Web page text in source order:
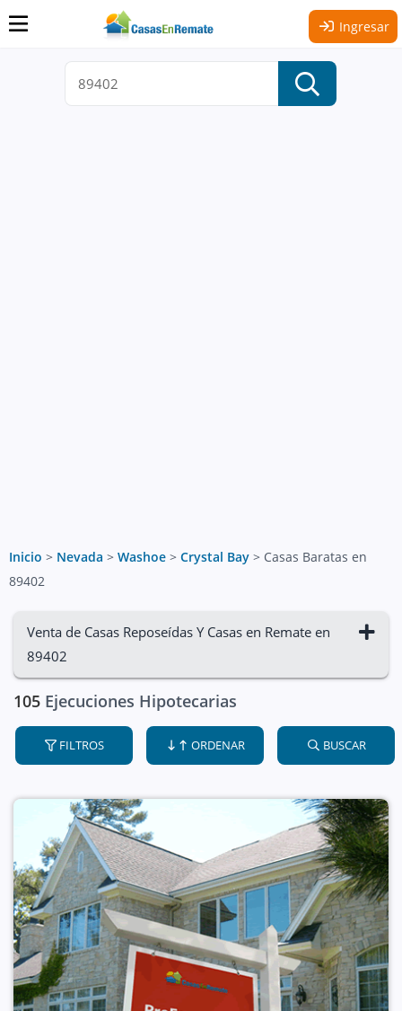
Ingresar
Inicio > Nevada > Washoe > Crystal Bay > Casas Baratas en
89402
Venta de Casas Reposeídas Y Casas en Remate en
89402
105 Ejecuciones Hipotecarias
FILTROS ORDENAR BUSCAR